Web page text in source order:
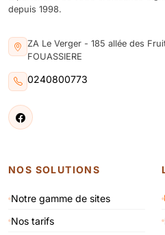
depuis 1998.
ZA Le Verger - 185 allée des
FOUASSIERE
0240800773
NOS SOLUTIONS
Notre gamme de sites
Nos tarifs